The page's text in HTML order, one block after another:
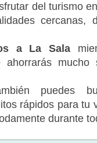
del turismo
cercanas,
a La Sala
ahorrarás mucho
puedes
rápidos para tu
durante